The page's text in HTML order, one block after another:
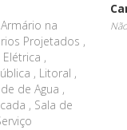
na
Projetados ,
,
, Litoral ,
de Agua ,
, Sala de